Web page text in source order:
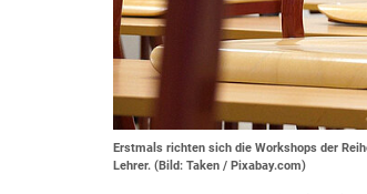
Erstmals richten sich die Workshops der
Lehrer. (Bild: Taken / Pixabay.com)